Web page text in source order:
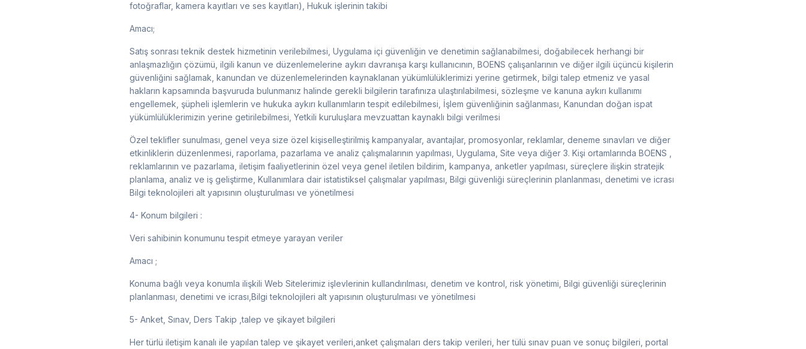
fotoğraflar, kamera kayıtları ve ses kayıtları), Hukuk işlerinin takibi
Amacı;
Satış sonrası teknik destek hizmetinin verilebilmesi, Uygulama içi güvenliğin ve denetimin sağlanabilmesi, doğabilecek herhangi bir
anlaşmazlığın çözümü, ilgili kanun ve düzenlemelerine aykırı davranışa karşı kullanıcının, BOENS çalışanlarının ve diğer ilgili üçüncü kişilerin
güvenliğini sağlamak, kanundan ve düzenlemelerinden kaynaklanan yükümlülüklerimizi yerine getirmek, bilgi talep etmeniz ve yasal
hakların kapsamında başvuruda bulunmanız halinde gerekli bilgilerin tarafınıza ulaştırılabilmesi, sözleşme ve kanuna aykırı kullanımı
engellemek, şüpheli işlemlerin ve hukuka aykırı kullanımların tespit edilebilmesi, İşlem güvenliğinin sağlanması, Kanundan doğan ispat
yükümlülüklerimizin yerine getirilebilmesi, Yetkili kuruluşlara mevzuattan kaynaklı bilgi verilmesi
Özel teklifler sunulması, genel veya size özel kişiselleştirilmiş kampanyalar, avantajlar, promosyonlar, reklamlar, deneme sınavları ve diğer
etkinliklerin düzenlenmesi, raporlama, pazarlama ve analiz çalışmalarının yapılması, Uygulama, Site veya diğer 3. Kişi ortamlarında BOENS ,
reklamlarının ve pazarlama, iletişim faaliyetlerinin özel veya genel iletilen bildirim, kampanya, anketler yapılması, süreçlere ilişkin stratejik
planlama, analiz ve iş geliştirme, Kullanımlara dair istatistiksel çalışmalar yapılması, Bilgi güvenliği süreçlerinin planlanması, denetimi ve icrası
Bilgi teknolojileri alt yapısının oluşturulması ve yönetilmesi
4- Konum bilgileri :
Veri sahibinin konumunu tespit etmeye yarayan veriler ​
Amacı ;
Konuma bağlı veya konumla ilişkili Web Sitelerimiz işlevlerinin kullandırılması, denetim ve kontrol, risk yönetimi, Bilgi güvenliği süreçlerinin
planlanması, denetimi ve icrası,Bilgi teknolojileri alt yapısının oluşturulması ve yönetilmesi
5- Anket, Sınav, Ders Takip ,talep ve şikayet bilgileri
Her türlü iletişim kanalı ile yapılan talep ve şikayet verileri,anket çalışmaları ders takip verileri, her tülü sınav puan ve sonuç bilgileri, portal